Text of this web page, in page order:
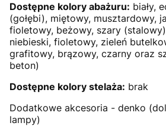
Dostępne kolory abażuru: biały,
(gołębi), miętowy, musztardowy,
fioletowy, beżowy, szary
niebieski, fioletowy, zieleń
grafitowy, brązowy, czarny oraz
beton)
Dostępne kolory stelaża: brak
Dodatkowe akcesoria - denko
lampy)